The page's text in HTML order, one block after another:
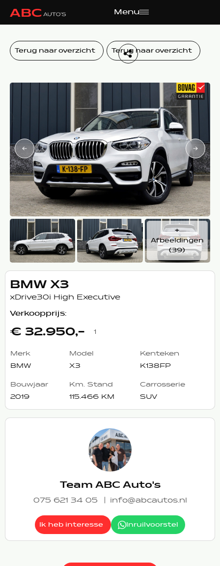
Menu
Terug naar overzicht Terug naar overzicht
+
Afbeeldingen
(39)
BMW X3
xDrive30i High Executive
Verkoopprijs:
€ 32.950,- 1
Merk
BMW
Model
X3
Kenteken
K138FP
Bouwjaar
2019
Km. Stand
115.466 KM
Carrosserie
SUV
Team ABC Auto's
075 621 34 05 info@abcautos.nl
Ik heb interesse Inruilvoorstel